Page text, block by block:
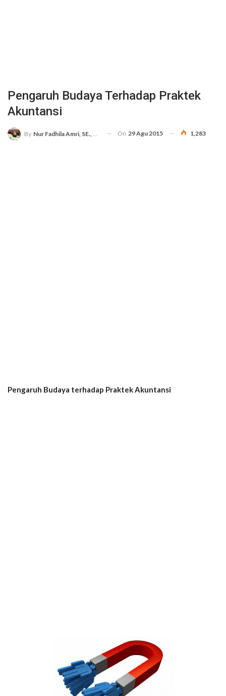
Pengaruh Budaya Terhadap Praktek
Akuntansi
By Nur Fadhila Amri, SE., Ak., M.Si On 29 Agu 2015 1,283
Pengaruh Budaya terhadap Praktek Akuntansi